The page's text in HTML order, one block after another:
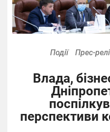
Події Прес-
Влада,
перспективи